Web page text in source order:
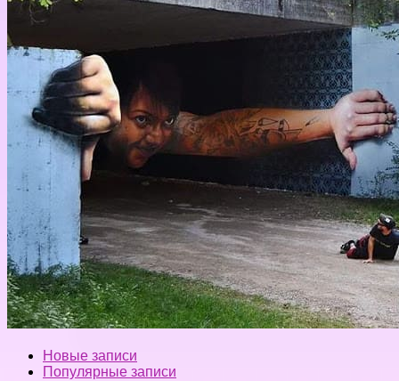
Новые записи
Популярные записи